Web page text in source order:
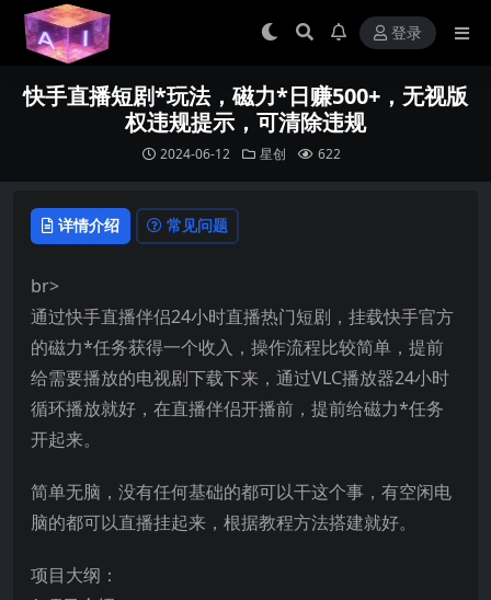
登录
快手直播短剧*玩法，磁力*日赚500+，无视版
权违规提示，可清除违规
2024-06-12 星创 622
详情介绍 常见问题
br>
通过快手直播伴侣24小时直播热门短剧，挂载快手官方
的磁力*任务获得一个收入，操作流程比较简单，提前
给需要播放的电视剧下载下来，通过VLC播放器24小时
循环播放就好，在直播伴侣开播前，提前给磁力*任务
开起来。
简单无脑，没有任何基础的都可以干这个事，有空闲电
脑的都可以直播挂起来，根据教程方法搭建就好。
项目大纲：